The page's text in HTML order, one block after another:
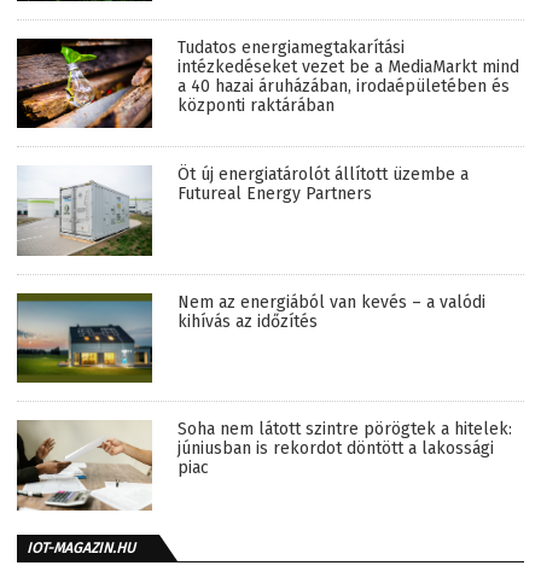
Tudatos energiamegtakarítási
intézkedéseket vezet be a MediaMarkt mind
a 40 hazai áruházában, irodaépületében és
központi raktárában
Öt új energiatárolót állított üzembe a
Futureal Energy Partners
Nem az energiából van kevés – a valódi
kihívás az időzítés
Soha nem látott szintre pörögtek a hitelek:
júniusban is rekordot döntött a lakossági
piac
IOT-MAGAZIN.HU